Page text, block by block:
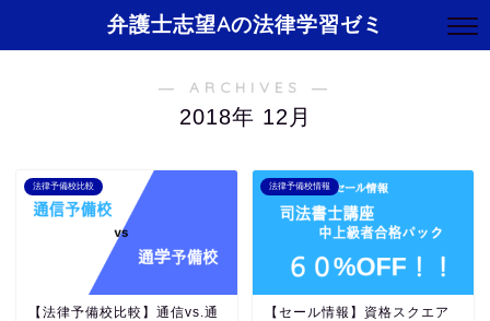
弁護士志望Aの法律学習ゼミ
― ARCHIVES ―
2018年 12月
法律予備校比較
【法律予備校比較】通信vs.通
法律予備校情報
【セール情報】資格スクエア